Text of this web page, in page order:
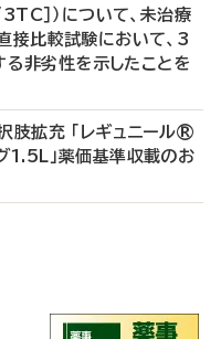
］）について、未治療
接比較試験において、3
非劣性を示したことを
肢拡充 「レギュニール®
」薬価基準収載のお